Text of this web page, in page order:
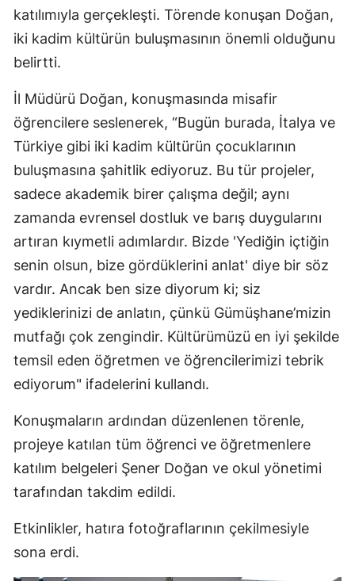
katılımıyla gerçekleşti. Törende konuşan Doğan,
iki kadim kültürün buluşmasının önemli olduğunu
belirtti.
İl Müdürü Doğan, konuşmasında misafir
öğrencilere seslenerek, “Bugün burada, İtalya ve
Türkiye gibi iki kadim kültürün çocuklarının
buluşmasına şahitlik ediyoruz. Bu tür projeler,
sadece akademik birer çalışma değil; aynı
zamanda evrensel dostluk ve barış duygularını
artıran kıymetli adımlardır. Bizde 'Yediğin içtiğin
senin olsun, bize gördüklerini anlat' diye bir söz
vardır. Ancak ben size diyorum ki; siz
yediklerinizi de anlatın, çünkü Gümüşhane’mizin
mutfağı çok zengindir. Kültürümüzü en iyi şekilde
temsil eden öğretmen ve öğrencilerimizi tebrik
ediyorum" ifadelerini kullandı.
Konuşmaların ardından düzenlenen törenle,
projeye katılan tüm öğrenci ve öğretmenlere
katılım belgeleri Şener Doğan ve okul yönetimi
tarafından takdim edildi.
Etkinlikler, hatıra fotoğraflarının çekilmesiyle
sona erdi.